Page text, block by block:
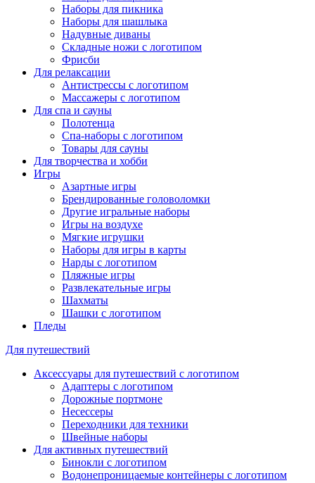
Наборы для пикника
Наборы для шашлыка
Надувные диваны
Складные ножи с логотипом
Фрисби
Для релаксации
Антистрессы с логотипом
Массажеры с логотипом
Для спа и сауны
Полотенца
Спа-наборы с логотипом
Товары для сауны
Для творчества и хобби
Игры
Азартные игры
Брендированные головоломки
Другие игральные наборы
Игры на воздухе
Мягкие игрушки
Наборы для игры в карты
Нарды с логотипом
Пляжные игры
Развлекательные игры
Шахматы
Шашки с логотипом
Пледы
Для путешествий
Аксессуары для путешествий с логотипом
Адаптеры с логотипом
Дорожные портмоне
Несессеры
Переходники для техники
Швейные наборы
Для активных путешествий
Бинокли с логотипом
Водонепроницаемые контейнеры с логотипом